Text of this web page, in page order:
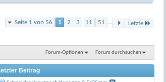
Seite 1 von 56 1 2 3 11 51 ... Letzte
Forum-Optionen Forum durchsuchen
Beitrag